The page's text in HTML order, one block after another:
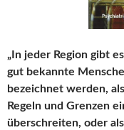
„In jeder Region gibt
gut bekannte
bezeichnet werden,
Regeln und Grenzen
überschreiten, oder